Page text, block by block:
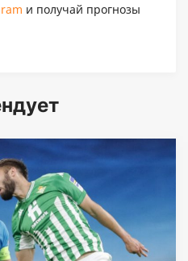
и получай прогнозы